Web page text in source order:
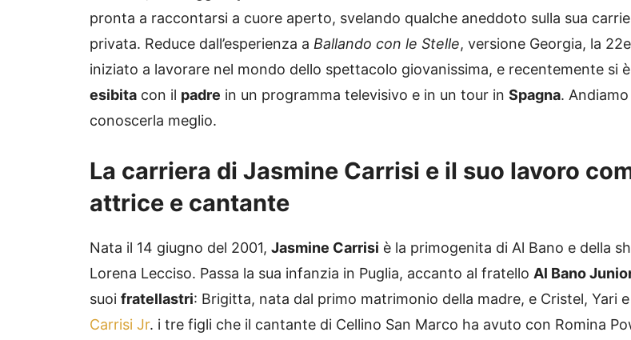
pronta a raccontarsi a cuore aperto, svelando qualche aneddoto sulla sua
privata. Reduce dall’esperienza a Ballando con le Stelle, versione Georgia, la
iniziato a lavorare nel mondo dello spettacolo giovanissima, e recentemente si
esibita con il padre in un programma televisivo e in un tour in Spagna. Andiamo
conoscerla meglio.
La carriera di Jasmine Carrisi e il suo lavoro
attrice e cantante
Nata il 14 giugno del 2001, Jasmine Carrisi è la primogenita di Al Bano e della
Lorena Lecciso. Passa la sua infanzia in Puglia, accanto al fratello Al Bano
suoi fratellastri: Brigitta, nata dal primo matrimonio della madre, e Cristel, Yari e
Carrisi Jr. i tre figli che il cantante di Cellino San Marco ha avuto con Romina